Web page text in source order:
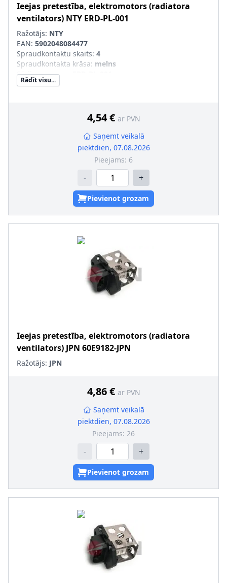
Ieejas pretestība, elektromotors (radiatora
ventilators) NTY ERD-PL-001
Ražotājs: NTY
EAN: 5902048084477
Spraudkontaktu skaits: 4
Spraudkontakta krāsa: melns
Sērijas numurs
Rādīt visu...
4,54 € ar PVN
Saņemt veikalā
piektdien, 07.08.2026
Pieejams: 6
- +
Pievienot grozam
Ieejas pretestība, elektromotors (radiatora
ventilators) JPN 60E9182-JPN
Ražotājs: JPN
4,86 € ar PVN
Saņemt veikalā
piektdien, 07.08.2026
Pieejams: 26
- +
Pievienot grozam